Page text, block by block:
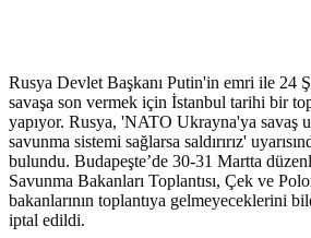
Rusya Devlet Başkanı Putin'in emri ile 24
savaşa son vermek için İstanbul tarihi bir
yapıyor. Rusya, 'NATO Ukrayna'ya savaş
savunma sistemi sağlarsa saldırırız'
bulundu. Budapeşte’de 30-31 Martta
Savunma Bakanları Toplantısı, Çek ve
bakanlarının toplantıya gelmeyeceklerini
iptal edildi.